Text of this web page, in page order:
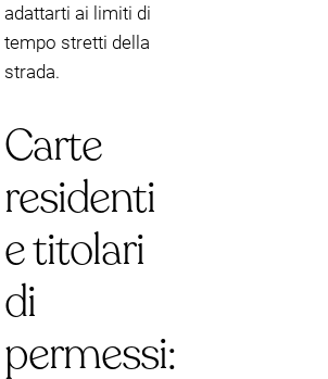
adattarti ai limiti di
tempo stretti della
strada.
Carte
residenti
e titolari
di
permessi: